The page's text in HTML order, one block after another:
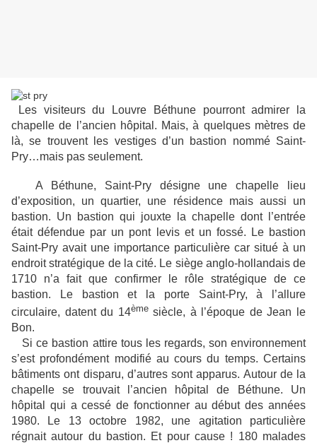
Les visiteurs du Louvre Béthune pourront admirer la
chapelle de l’ancien hôpital. Mais, à quelques mètres de
là, se trouvent les vestiges d’un bastion nommé Saint-
Pry…mais pas seulement.
A Béthune, Saint-Pry désigne une chapelle lieu
d’exposition, un quartier, une résidence mais aussi un
bastion. Un bastion qui jouxte la chapelle dont l’entrée
était défendue par un pont levis et un fossé. Le bastion
Saint-Pry avait une importance particulière car situé à un
endroit stratégique de la cité. Le siège anglo-hollandais de
1710 n’a fait que confirmer le rôle stratégique de ce
bastion. Le bastion et la porte Saint-Pry, à l’allure
circulaire, datent du 14ème siècle, à l’époque de Jean le
Bon.
Si ce bastion attire tous les regards, son environnement
s’est profondément modifié au cours du temps. Certains
bâtiments ont disparu, d’autres sont apparus. Autour de la
chapelle se trouvait l’ancien hôpital de Béthune. Un
hôpital qui a cessé de fonctionner au début des années
1980. Le 13 octobre 1982, une agitation particulière
régnait autour du bastion. Et pour cause ! 180 malades